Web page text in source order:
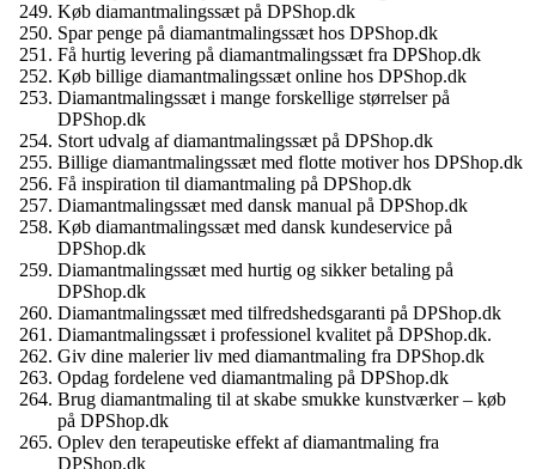
Køb diamantmalingssæt på DPShop.dk
Spar penge på diamantmalingssæt hos DPShop.dk
Få hurtig levering på diamantmalingssæt fra DPShop.dk
Køb billige diamantmalingssæt online hos DPShop.dk
Diamantmalingssæt i mange forskellige størrelser på
DPShop.dk
Stort udvalg af diamantmalingssæt på DPShop.dk
Billige diamantmalingssæt med flotte motiver hos DPShop.dk
Få inspiration til diamantmaling på DPShop.dk
Diamantmalingssæt med dansk manual på DPShop.dk
Køb diamantmalingssæt med dansk kundeservice på
DPShop.dk
Diamantmalingssæt med hurtig og sikker betaling på
DPShop.dk
Diamantmalingssæt med tilfredshedsgaranti på DPShop.dk
Diamantmalingssæt i professionel kvalitet på DPShop.dk.
Giv dine malerier liv med diamantmaling fra DPShop.dk
Opdag fordelene ved diamantmaling på DPShop.dk
Brug diamantmaling til at skabe smukke kunstværker – køb
på DPShop.dk
Oplev den terapeutiske effekt af diamantmaling fra
DPShop.dk